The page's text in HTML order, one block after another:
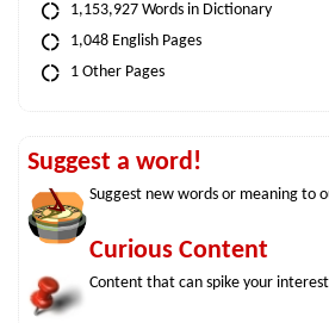
1,153,927 Words in Dictionary
1,048 English Pages
1 Other Pages
Suggest a word!
Suggest new words or meaning to
Curious Content
Content that can spike your